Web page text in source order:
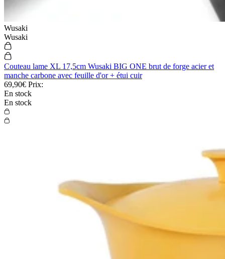
Wusaki
Wusaki
Couteau lame XL 17,5cm Wusaki BIG ONE brut de forge acier et
manche carbone avec feuille d'or + étui cuir
69,90€ Prix:
En stock
En stock